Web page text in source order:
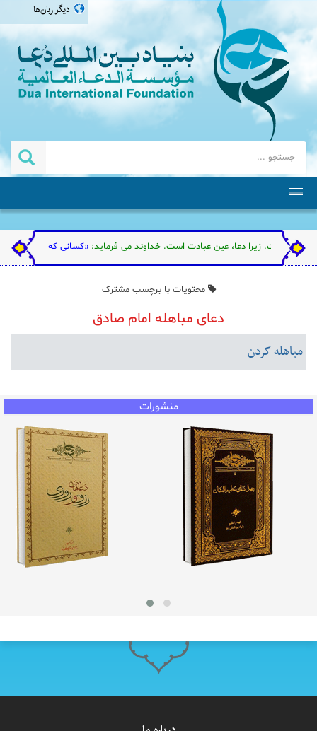
دیگر زبان‌ها
العربية
english
اردو
است. زیرا دعا، عین عبادت است. خداوند می فرماید:«کسانی که از عبادت من
محتویات با برچسب مشترک
دعای مباهله امام صادق
مباهله کردن
منشورات